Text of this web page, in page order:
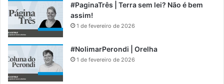
#PaginaTrês | Terra sem lei? Não é bem
assim!
1 de fevereiro de 2026
#NolimarPerondi | Orelha
1 de fevereiro de 2026